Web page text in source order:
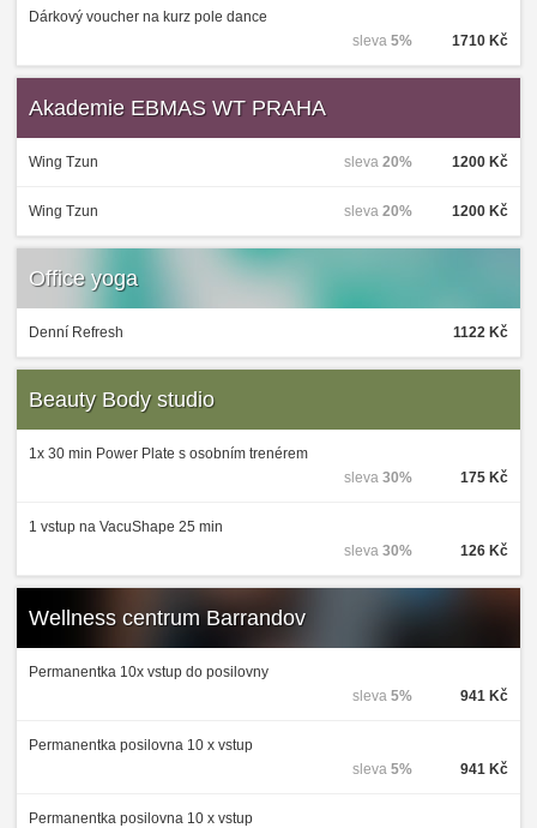
Dárkový voucher na kurz pole dance
1710 Kč
sleva 5%
Akademie EBMAS WT PRAHA
Wing Tzun 1200 Kč
sleva 20%
Wing Tzun 1200 Kč
sleva 20%
Office yoga
Denní Refresh 1122 Kč
Beauty Body studio
1x 30 min Power Plate s osobním trenérem
175 Kč
sleva 30%
1 vstup na VacuShape 25 min
126 Kč
sleva 30%
Wellness centrum Barrandov
Permanentka 10x vstup do posilovny
941 Kč
sleva 5%
Permanentka posilovna 10 x vstup
941 Kč
sleva 5%
Permanentka posilovna 10 x vstup